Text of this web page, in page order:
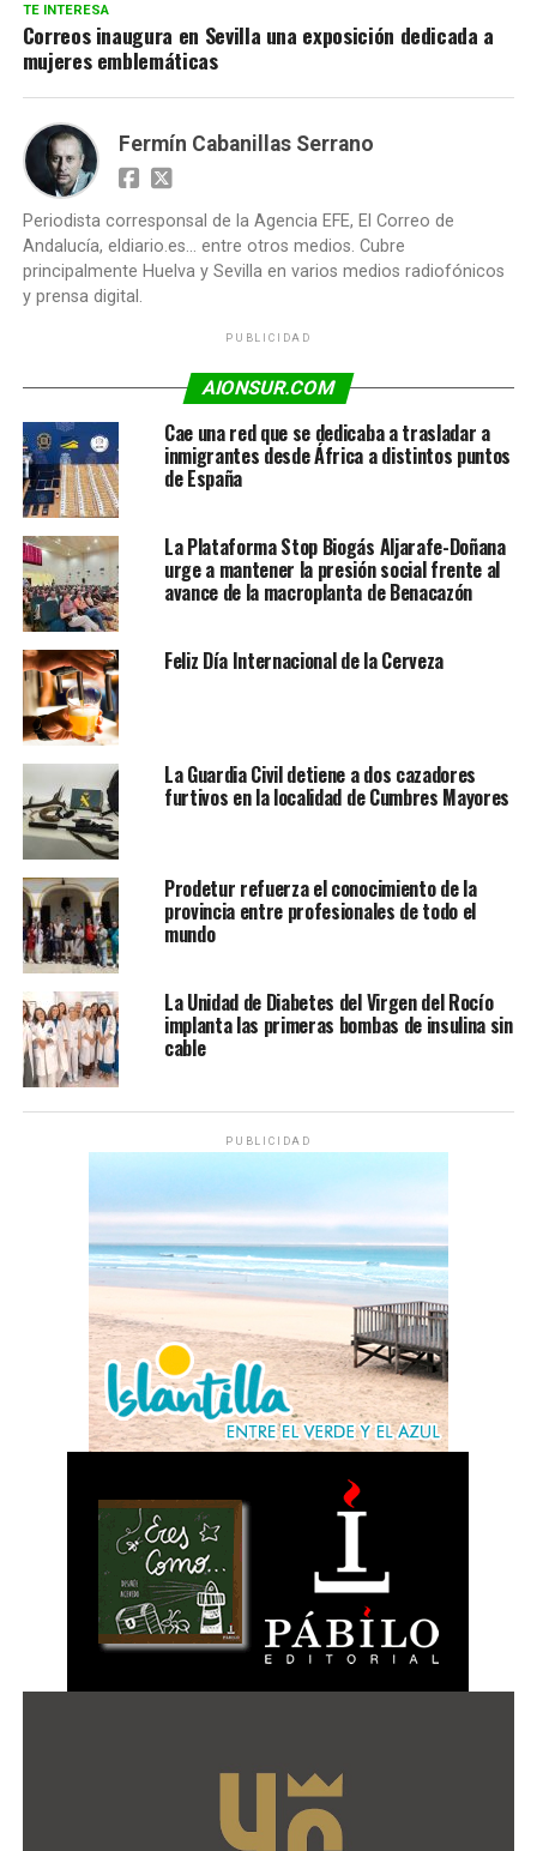
TE INTERESA
Correos inaugura en Sevilla una exposición dedicada a
mujeres emblemáticas
Fermín Cabanillas Serrano
Periodista corresponsal de la Agencia EFE, El Correo de
Andalucía, eldiario.es... entre otros medios. Cubre
principalmente Huelva y Sevilla en varios medios radiofónicos
y prensa digital.
PUBLICIDAD
AIONSUR.COM
Cae una red que se dedicaba a trasladar a
inmigrantes desde África a distintos puntos
de España
La Plataforma Stop Biogás Aljarafe-Doñana
urge a mantener la presión social frente al
avance de la macroplanta de Benacazón
Feliz Día Internacional de la Cerveza
La Guardia Civil detiene a dos cazadores
furtivos en la localidad de Cumbres Mayores
Prodetur refuerza el conocimiento de la
provincia entre profesionales de todo el
mundo
La Unidad de Diabetes del Virgen del Rocío
implanta las primeras bombas de insulina sin
cable
PUBLICIDAD